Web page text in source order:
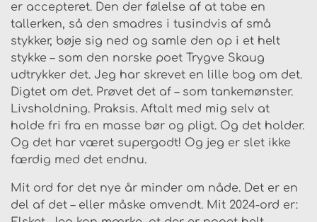
er accepteret. Den der følelse af at tabe en
tallerken, så den smadres i tusindvis af små
stykker, bøje sig ned og samle den op i et helt
stykke – som den norske poet Trygve Skaug
udtrykker det. Jeg har skrevet en lille bog om det.
Digtet om det. Prøvet det af – som tankemønster.
Livsholdning. Praksis. Aftalt med mig selv at
holde fri fra en masse bør og pligt. Og det holder.
Og det har været supergodt! Og jeg er slet ikke
færdig med det endnu.
Mit ord for det nye år minder om nåde. Det er en
del af det – eller måske omvendt. Mit 2024-ord er: